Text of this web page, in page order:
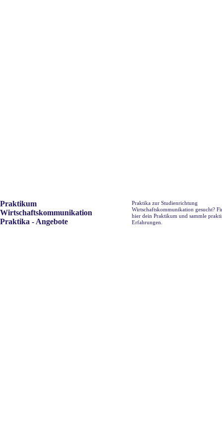
Praktikum
Wirtschaftskommunikation
Praktika - Angebote
Praktika zur Studienrichtung
Wirtschaftskommunikation gesucht?
hier dein Praktikum und sammle
Erfahrungen.